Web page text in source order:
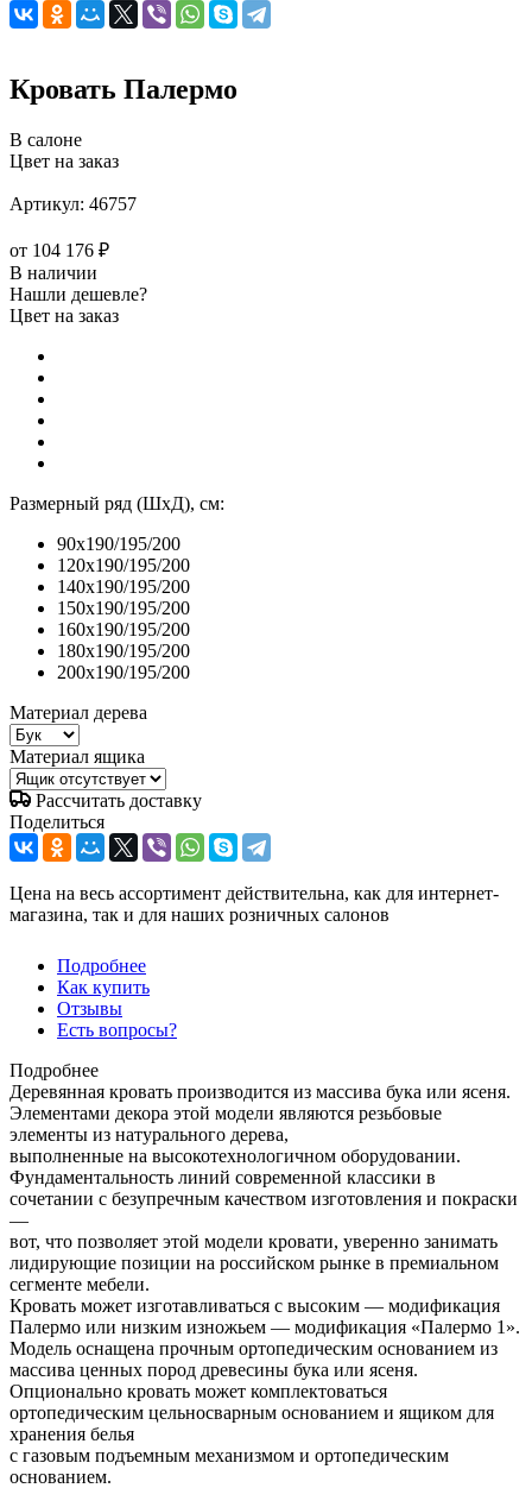
Кровать Палермо
В салоне
Цвет на заказ
Артикул: 46757
от 104 176 ₽
В наличии
Нашли дешевле?
Цвет на заказ
Размерный ряд (ШхД), см:
90x190/195/200
120x190/195/200
140x190/195/200
150x190/195/200
160x190/195/200
180x190/195/200
200x190/195/200
Материал дерева
Материал ящика
Рассчитать доставку
Поделиться
Цена на весь ассортимент действительна, как для интернет-
магазина, так и для наших розничных салонов
Подробнее
Как купить
Отзывы
Есть вопросы?
Подробнее
Деревянная кровать производится из массива бука или ясеня.
Элементами декора этой модели являются резьбовые
элементы из натурального дерева,
выполненные на высокотехнологичном оборудовании.
Фундаментальность линий современной классики в
сочетании с безупречным качеством изготовления и покраски
—
вот, что позволяет этой модели кровати, уверенно занимать
лидирующие позиции на российском рынке в премиальном
сегменте мебели.
Кровать может изготавливаться с высоким — модификация
Палермо или низким изножьем — модификация «Палермо 1».
Модель оснащена прочным ортопедическим основанием из
массива ценных пород древесины бука или ясеня.
Опционально кровать может комплектоваться
ортопедическим цельносварным основанием и ящиком для
хранения белья
с газовым подъемным механизмом и ортопедическим
основанием.